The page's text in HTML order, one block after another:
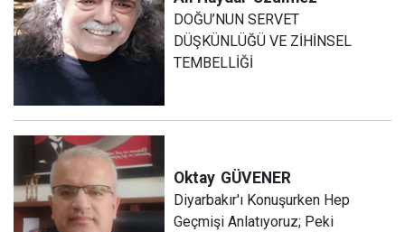
DOĞU’NUN SERVET
DÜŞKÜNLÜĞÜ VE ZİHİNSEL
TEMBELLİĞİ
Oktay GÜVENER
Diyarbakır'ı Konuşurken Hep
Geçmişi Anlatıyoruz; Peki